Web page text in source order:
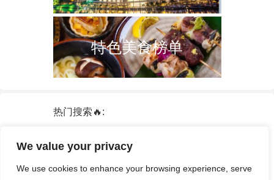
We value your privacy
We use cookies to enhance your browsing experience, serve
特色美食榜单
热门搜索🔥:
泰国
中国 火车票
签证
酒店